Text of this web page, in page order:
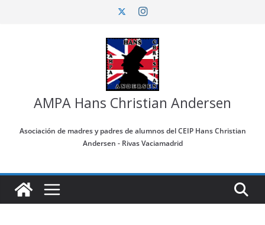
AMPA Hans Christian Andersen
Asociación de madres y padres de alumnos del CEIP Hans Christian
Andersen - Rivas Vaciamadrid